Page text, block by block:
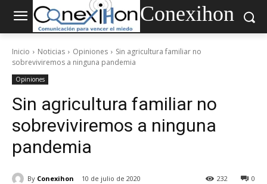
Conexihon
Inicio Noticias Opiniones
Sin agricultura familiar no
sobreviviremos a ninguna pandemia
Opiniones
Sin agricultura familiar no
sobreviviremos a ninguna
pandemia
By Conexihon 10 de julio de 2020 0
232